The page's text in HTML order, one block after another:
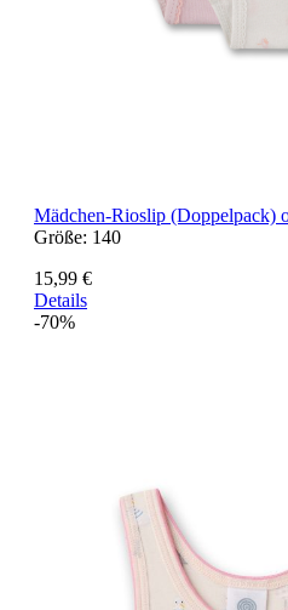
Mädchen-Rioslip (Doppelpack)
Größe: 140
15,99 €
Details
-70%